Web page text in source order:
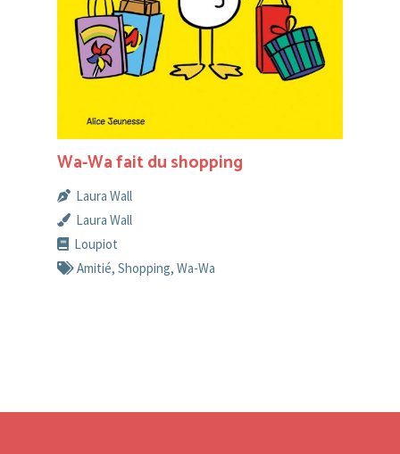
Wa-Wa fait du shopping
Laura Wall
Laura Wall
Loupiot
Amitié, Shopping, Wa-Wa